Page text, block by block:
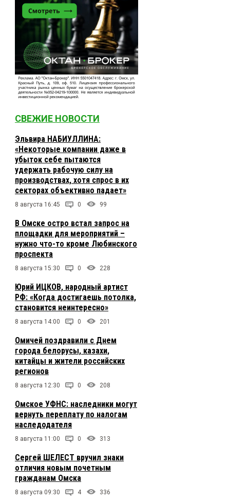
СВЕЖИЕ НОВОСТИ
Эльвира НАБИУЛЛИНА:
«Некоторые компании даже в
убыток себе пытаются
удержать рабочую силу на
производствах, хотя спрос в их
секторах объективно падает»
8 августа 16:45 0 99
В Омске остро встал запрос на
площадки для мероприятий –
нужно что-то кроме Любинского
проспекта
8 августа 15:30 0 228
Юрий ИЦКОВ, народный артист
РФ: «Когда достигаешь потолка,
становится неинтересно»
8 августа 14:00 0 201
Омичей поздравили с Днем
города белорусы, казахи,
китайцы и жители российских
регионов
8 августа 12:30 0 208
Омское УФНС: наследники могут
вернуть переплату по налогам
наследодателя
8 августа 11:00 0 313
Сергей ШЕЛЕСТ вручил знаки
отличия новым почетным
гражданам Омска
8 августа 09:30 4 336